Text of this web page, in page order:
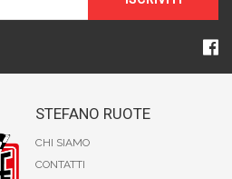
STEFANO RUOTE
CHI SIAMO
CONTATTI